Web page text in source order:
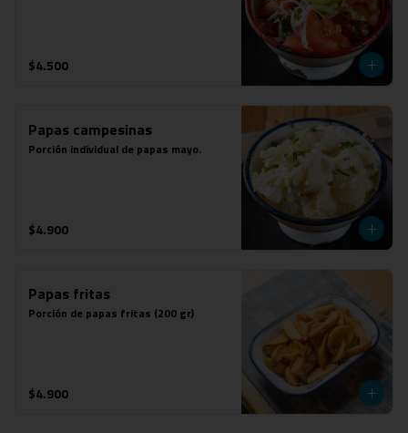
$4.500
Papas campesinas
Porción individual de papas mayo.
$4.900
Papas fritas
Porción de papas fritas (200 gr)
$4.900